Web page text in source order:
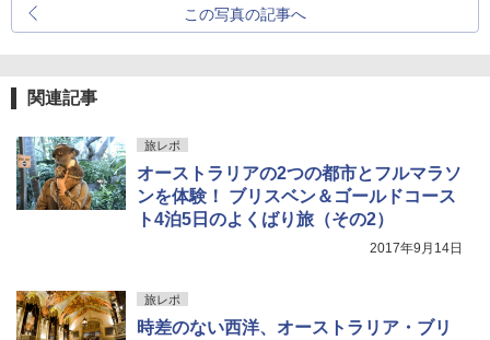
この写真の記事へ
関連記事
旅レポ
オーストラリアの2つの都市とフルマラソ
ンを体験！ ブリスベン＆ゴールドコース
ト4泊5日のよくばり旅（その2）
2017年9月14日
旅レポ
時差のない西洋、オーストラリア・ブリ